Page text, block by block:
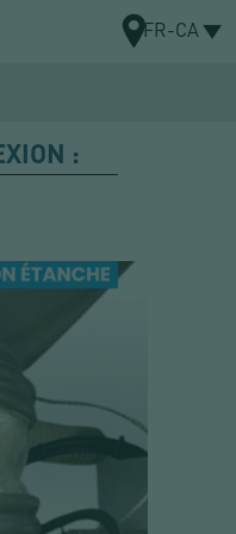
MenuFR-CA
: